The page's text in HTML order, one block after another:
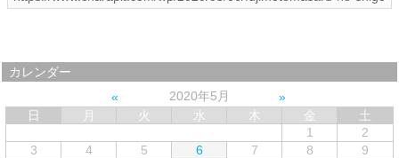
カレンダー
2020年5月
日
月 火 水 木 金
土
1
2
3
4 5 6 7 8
9